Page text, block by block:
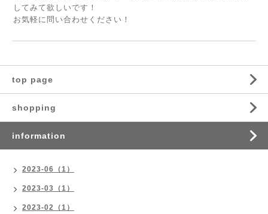
してみて欲しいです！
お気軽に問い合わせください！
top page
shopping
information
2023-06（1）
2023-03（1）
2023-02（1）